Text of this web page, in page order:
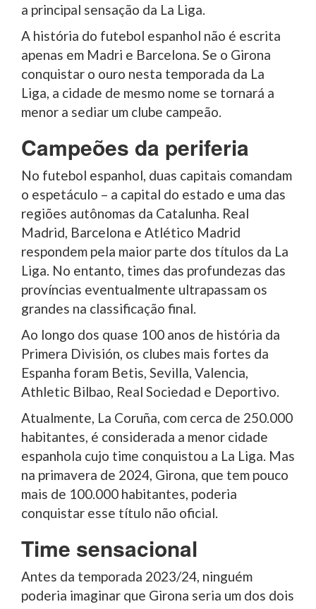
a principal sensação da La Liga.
A história do futebol espanhol não é escrita
apenas em Madri e Barcelona. Se o Girona
conquistar o ouro nesta temporada da La
Liga, a cidade de mesmo nome se tornará a
menor a sediar um clube campeão.
Campeões da periferia
No futebol espanhol, duas capitais comandam
o espetáculo – a capital do estado e uma das
regiões autônomas da Catalunha. Real
Madrid, Barcelona e Atlético Madrid
respondem pela maior parte dos títulos da La
Liga. No entanto, times das profundezas das
províncias eventualmente ultrapassam os
grandes na classificação final.
Ao longo dos quase 100 anos de história da
Primera División, os clubes mais fortes da
Espanha foram Betis, Sevilla, Valencia,
Athletic Bilbao, Real Sociedad e Deportivo.
Atualmente, La Coruña, com cerca de 250.000
habitantes, é considerada a menor cidade
espanhola cujo time conquistou a La Liga. Mas
na primavera de 2024, Girona, que tem pouco
mais de 100.000 habitantes, poderia
conquistar esse título não oficial.
Time sensacional
Antes da temporada 2023/24, ninguém
poderia imaginar que Girona seria um dos dois